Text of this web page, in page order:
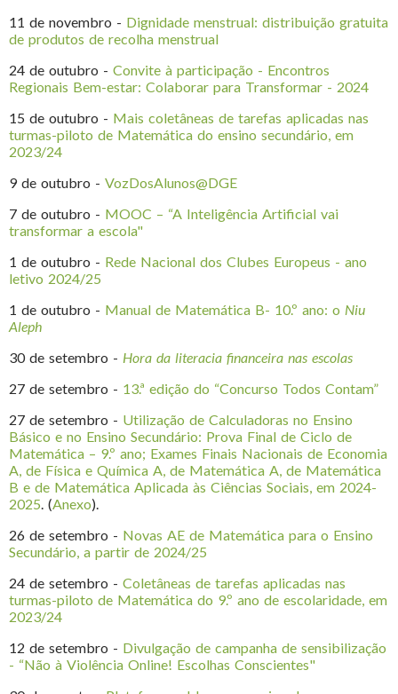
11 de novembro - Dignidade menstrual: distribuição gratuita
de produtos de recolha menstrual
24 de outubro - Convite à participação - Encontros
Regionais Bem-estar: Colaborar para Transformar - 2024
15 de outubro - Mais coletâneas de tarefas aplicadas nas
turmas-piloto de Matemática do ensino secundário, em
2023/24
9 de outubro - VozDosAlunos@DGE
7 de outubro - MOOC – “A Inteligência Artificial vai
transformar a escola"
1 de outubro - Rede Nacional dos Clubes Europeus - ano
letivo 2024/25
1 de outubro - Manual de Matemática B- 10.º ano: o Niu
Aleph
30 de setembro - Hora da literacia financeira nas escolas
27 de setembro - 13.ª edição do “Concurso Todos Contam”
27 de setembro - Utilização de Calculadoras no Ensino
Básico e no Ensino Secundário: Prova Final de Ciclo de
Matemática – 9.º ano; Exames Finais Nacionais de Economia
A, de Física e Química A, de Matemática A, de Matemática
B e de Matemática Aplicada às Ciências Sociais, em 2024-
2025. (Anexo).
26 de setembro - Novas AE de Matemática para o Ensino
Secundário, a partir de 2024/25
24 de setembro - Coletâneas de tarefas aplicadas nas
turmas-piloto de Matemática do 9.º ano de escolaridade, em
2023/24
12 de setembro - Divulgação de campanha de sensibilização
- “Não à Violência Online! Escolhas Conscientes"